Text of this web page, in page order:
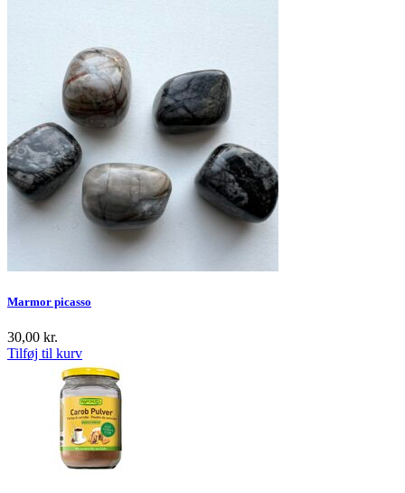
Marmor picasso
30,00 kr.
Tilføj til kurv